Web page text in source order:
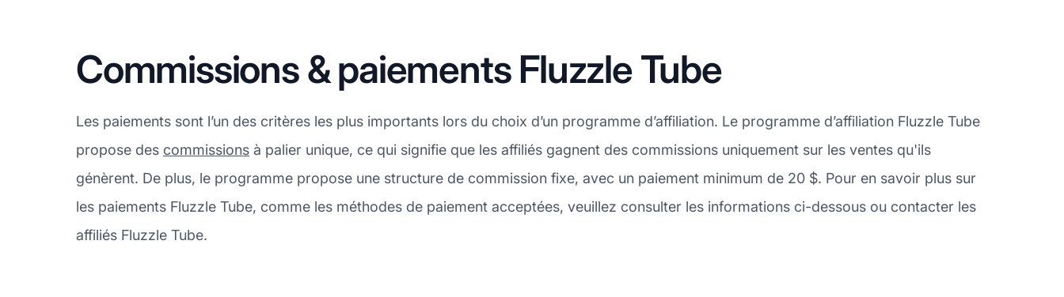
Commissions & paiements Fluzzle Tube
Les paiements sont l’un des critères les plus importants lors du choix d’un programme d’affiliation. Le programme d’affiliation Fluzzle Tube
propose des commissions à palier unique, ce qui signifie que les affiliés gagnent des commissions uniquement sur les ventes qu'ils
génèrent. De plus, le programme propose une structure de commission fixe, avec un paiement minimum de 20 $. Pour en savoir plus sur
les paiements Fluzzle Tube, comme les méthodes de paiement acceptées, veuillez consulter les informations ci-dessous ou contacter les
affiliés Fluzzle Tube.